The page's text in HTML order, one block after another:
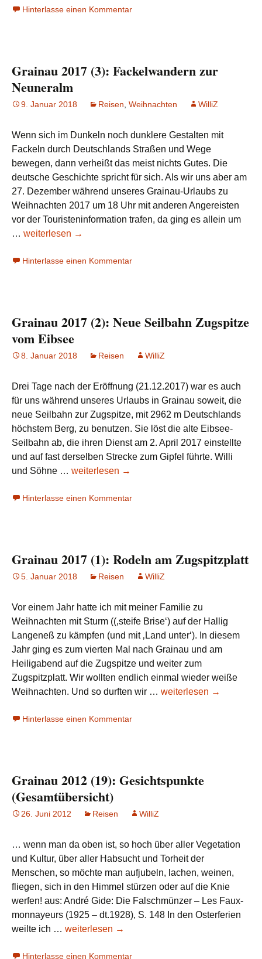
(4):
Hinterlasse einen Kommentar
Grainau 2017 (3): Fackelwandern zur
Neuneralm
9. Januar 2018 Reisen Weihnachten WilliZ
Wenn sich im Dunkeln noch dunklere Gestalten mit
Fackeln durch Deutschlands Straßen und Wege
bewegen, dann verheißt das meist nichts Gutes. Die
deutsche Geschichte spricht für sich. Als wir uns aber am
27. Dezember während unseres Grainau-Urlaubs zu
Weihnachten 2017 um 18 Uhr mit anderen Angereisten
vor der Touristeninformation trafen, da ging es allein um
… Grainau
(3):
weiterlesen →
Hinterlasse einen Kommentar
Grainau 2017 (2): Neue Seilbahn Zugspitze
vom Eibsee
8. Januar 2018 Reisen WilliZ
Drei Tage nach der Eröffnung (21.12.2017) war es auch
für uns während unseres Urlaubs in Grainau soweit, die
neue Seilbahn zur Zugspitze, mit 2962 m Deutschlands
höchstem Berg, zu benutzen. Sie löst die alte Eibsee-
Seilbahn ab, die ihren Dienst am 2. April 2017 einstellte
und auf fast derselben Strecke zum Gipfel führte. Willi
und Söhne … Grainau
(2):
vom
Eibsee
weiterlesen →
Hinterlasse einen Kommentar
Grainau 2017 (1): Rodeln am Zugspitzplatt
5. Januar 2018 Reisen WilliZ
Vor einem Jahr hatte ich mit meiner Familie zu
Weihnachten mit Sturm ((‚steife Brise‘) auf der Hallig
Langeneß zu kämpfen (und mit ‚Land unter‘). In diesem
Jahr ging es zum vierten Mal nach Grainau und am
Heiligabend auf die Zugspitze und weiter zum
Zugspitzplatt. Wir wollten endlich einmal wieder weiße
Weihnachten. Und so durften wir … Grainau
weiterlesen →
Hinterlasse einen Kommentar
Grainau 2012 (19): Gesichtspunkte
(Gesamtübersicht)
26. Juni 2012 Reisen WilliZ
… wenn man da oben ist, so hoch über aller Vegetation
und Kultur, über aller Habsucht und Torheit der
Menschen, so möchte man aufjubeln, lachen, weinen,
fliegen, sich in den Himmel stürzen oder auf die Knie
werfen! aus: André Gide: Die Falschmünzer – Les Faux-
monnayeurs (1925 – dt.1928), S. 148 In den Osterferien
weilte ich … Grainau
(19):
weiterlesen →
Hinterlasse einen Kommentar